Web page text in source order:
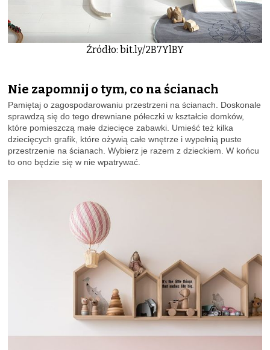
Źródło: bit.ly/2B7YlBY
Nie zapomnij o tym, co na ścianach
Pamiętaj o zagospodarowaniu przestrzeni na ścianach. Doskonale
sprawdzą się do tego drewniane półeczki w kształcie domków,
które pomieszczą małe dziecięce zabawki. Umieść też kilka
dziecięcych grafik, które ożywią całe wnętrze i wypełnią puste
przestrzenie na ścianach. Wybierz je razem z dzieckiem. W końcu
to ono będzie się w nie wpatrywać.